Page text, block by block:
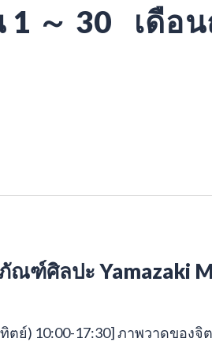
～ 30 เดือ
ฑ์ศิลปะ Yamazaki
ตย์) 10:00-17:30] ภาพวาดของ